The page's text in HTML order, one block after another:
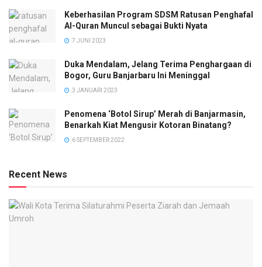
Keberhasilan Program SDSM Ratusan Penghafal
Al-Quran Muncul sebagai Bukti Nyata
7 JUNI 2023
Duka Mendalam, Jelang Terima Penghargaan di
Bogor, Guru Banjarbaru Ini Meninggal
3 JANUARI 2023
Penomena ‘Botol Sirup’ Merah di Banjarmasin,
Benarkah Kiat Mengusir Kotoran Binatang?
6 SEPTEMBER 2022
Recent News